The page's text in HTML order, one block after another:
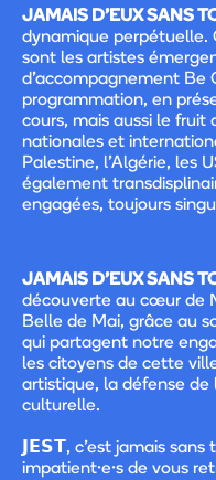
JAMAIS D’EUX SANS
dynamique perpétuelle.
sont les artistes
d’accompagnement Be
programmation, en
cours, mais aussi le fruit
nationales et
Palestine, l’Algérie, les
également
engagées, toujours
JAMAIS D'EUX SANS
découverte au cœur de
Belle de Mai, grâce au
qui partagent notre
les citoyens de cette
artistique, la défense
culturelle.
𝗝𝗘𝗦𝗧, c’est jamais
impatient·e·s de vous